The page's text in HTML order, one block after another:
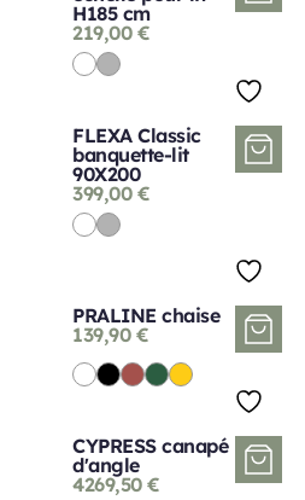
H185 cm
219,00 €
FLEXA Classic
banquette-lit
90X200
399,00 €
PRALINE chaise
139,90 €
CYPRESS canapé
d'angle
4269,50 €